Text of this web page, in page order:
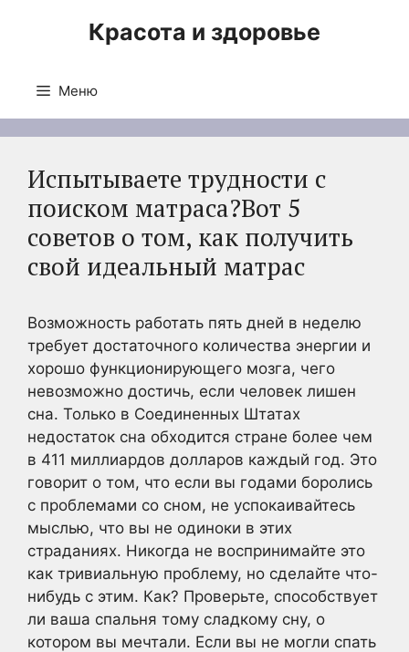
Красота и здоровье
Меню
Испытываете трудности с
поиском матраса?Вот 5
советов о том, как получить
свой идеальный матрас
Возможность работать пять дней в неделю
требует достаточного количества энергии и
хорошо функционирующего мозга, чего
невозможно достичь, если человек лишен
сна. Только в Соединенных Штатах
недостаток сна обходится стране более чем
в 411 миллиардов долларов каждый год. Это
говорит о том, что если вы годами боролись
с проблемами со сном, не успокаивайтесь
мыслью, что вы не одиноки в этих
страданиях. Никогда не воспринимайте это
как тривиальную проблему, но сделайте что-
нибудь с этим. Как? Проверьте, способствует
ли ваша спальня тому сладкому сну, о
котором вы мечтали. Если вы не могли спать